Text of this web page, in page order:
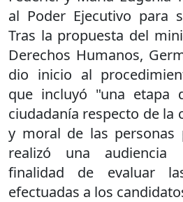
al Poder Ejecutivo para
Tras la propuesta del
Derechos Humanos,
dio inicio al
que incluyó "una etapa
ciudadanía respecto de la
y moral de las personas
realizó una
finalidad de evaluar
efectuadas a los